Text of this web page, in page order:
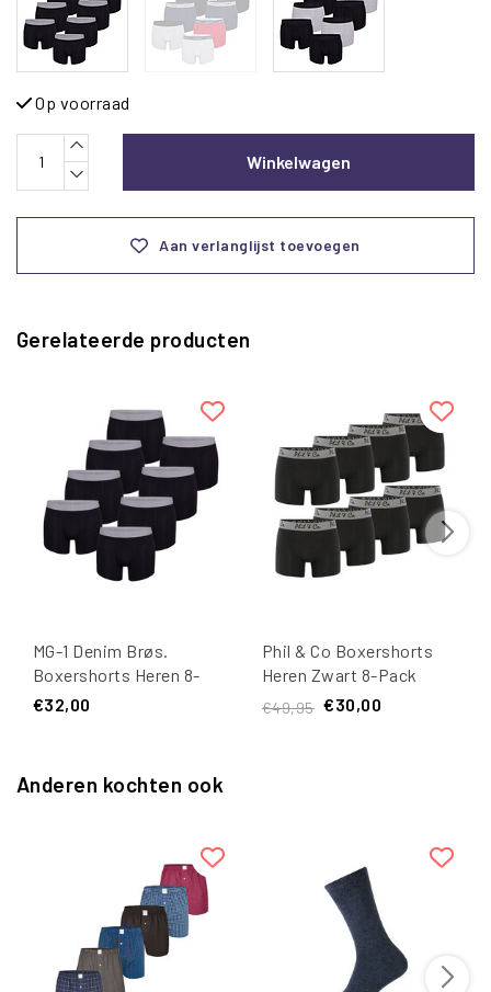
Op voorraad
Winkelwagen
Aan verlanglijst toevoegen
Gerelateerde producten
MG-1 Denim Brøs.
Boxershorts Heren 8-
Pack Effen Zwart #10
€32,00
Phil & Co Boxershorts
Heren Zwart 8-Pack
€49,95 €30,00
Anderen kochten ook